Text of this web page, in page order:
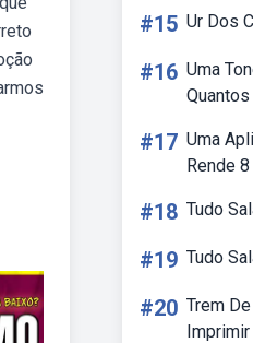
#15 Ur Dos
#16 Uma
#17 Uma
Rende
#18 Tudo
#19 Tudo
#20 Trem
Imprimir